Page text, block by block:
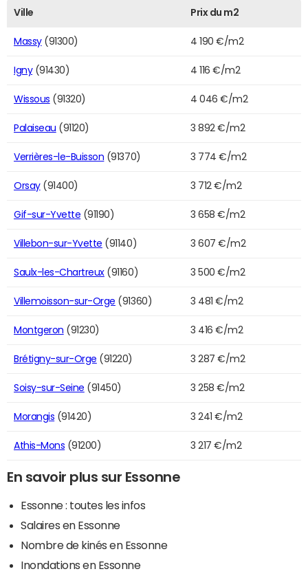
Ville Prix du m2
Massy(91300) 4 190 €/m2
Igny(91430) 4 116 €/m2
Wissous (91320) 4 046 €/m2
Palaiseau (91120) 3 892 €/m2
Verrières-le-Buisson (91370) 3 774 €/m2
Orsay(91400) 3 712 €/m2
Gif-sur-Yvette (91190) 3 658 €/m2
Villebon-sur-Yvette (91140) 3 607 €/m2
Saulx-les-Chartreux(91160) 3 500 €/m2
Villemoisson-sur-Orge (91360) 3 481 €/m2
Montgeron (91230) 3 416 €/m2
Brétigny-sur-Orge (91220) 3 287 €/m2
Soisy-sur-Seine (91450) 3 258 €/m2
Morangis (91420) 3 241 €/m2
Athis-Mons (91200) 3 217 €/m2
En savoir plus sur Essonne
Essonne : toutes les infos
Salaires en Essonne
Nombre de kinés en Essonne
Inondations en Essonne